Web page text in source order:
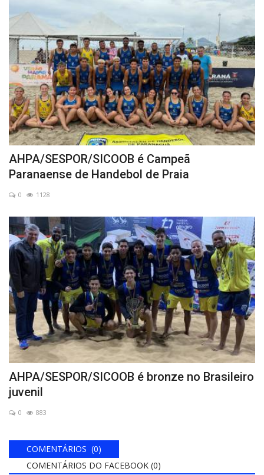
AHPA/SESPOR/SICOOB é Campeã
Paranaense de Handebol de Praia
0 1128
AHPA/SESPOR/SICOOB é bronze no Brasileiro
juvenil
0 883
COMENTÁRIOS (0)
COMENTÁRIOS DO FACEBOOK (0)